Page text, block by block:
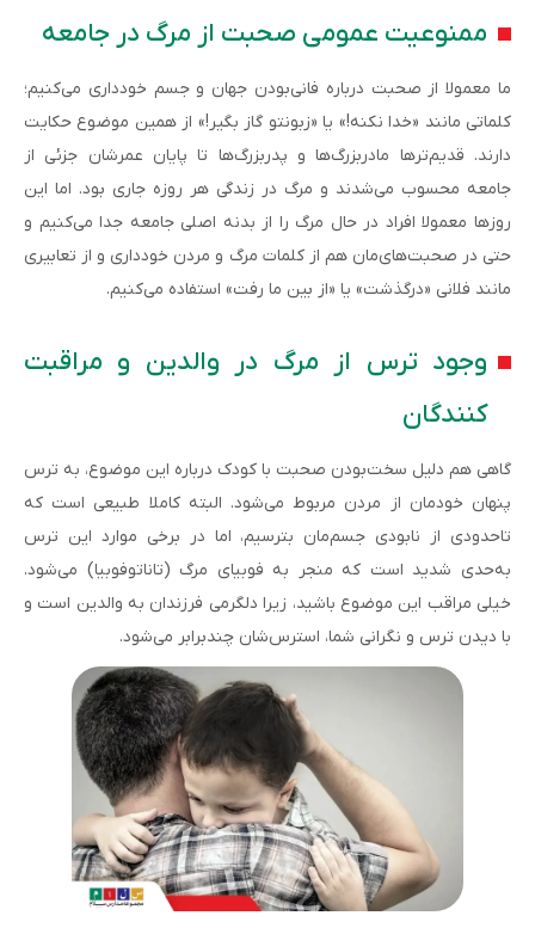
ممنوعیت عمومی صحبت از مرگ در جامعه
ما معمولا از صحبت درباره فانی‌بودن جهان و جسم خودداری می‌کنیم؛
کلماتی مانند «خدا نکنه!» یا «زبونتو گاز بگیر!» از همین موضوع حکایت
دارند. قدیم‌ترها مادربزرگ‌ها و پدربزرگ‌ها تا پایان عمرشان جزئی از
جامعه محسوب می‌شدند و مرگ در زندگی هر روزه جاری بود. اما این
روزها معمولا افراد در حال مرگ را از بدنه اصلی جامعه جدا می‌کنیم و
حتی در صحبت‌های‌مان هم از کلمات مرگ و مردن خودداری و از تعابیری
مانند فلانی «درگذشت» یا «از بین ما رفت» استفاده می‌کنیم.
وجود ترس از مرگ در والدین و مراقبت
کنندگان
گاهی هم دلیل سخت‌بودن صحبت با کودک درباره این موضوع، به ترس
پنهان خودمان از مردن مربوط می‌شود. البته کاملا طبیعی است که
تاحدودی از نابودی جسم‌مان بترسیم، اما در برخی موارد این ترس
به‌حدی شدید است که منجر به فوبیای مرگ (تاناتوفوبیا) می‌شود.
خیلی مراقب این موضوع باشید، زیرا دلگرمی فرزندان‌ به والدین است و
با دیدن ترس و نگرانی شما، استرس‌شان چندبرابر می‌شود.